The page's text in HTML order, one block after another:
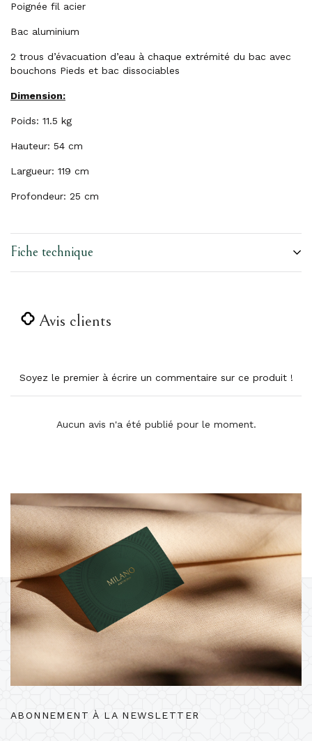
Poignée fil acier
Bac aluminium
2 trous d’évacuation d’eau à chaque extrémité du bac avec
bouchons Pieds et bac dissociables
Dimension:
Poids: 11.5 kg
Hauteur: 54 cm
Largueur: 119 cm
Profondeur: 25 cm
Fiche technique
Avis clients
Soyez le premier à écrire un commentaire sur ce produit !
Aucun avis n'a été publié pour le moment.
ABONNEMENT À LA NEWSLETTER